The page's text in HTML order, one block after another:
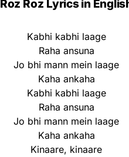
Roz Roz Lyrics in
Kabhi kabhi laage
Raha ansuna
Jo bhi mann mein laage
Kaha ankaha
Kabhi kabhi laage
Raha ansuna
Jo bhi mann mein laage
Kaha ankaha
Kinaare, kinaare